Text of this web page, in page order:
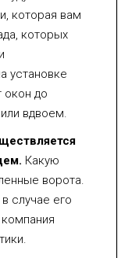
которая вам
которых
установке
окон до
вдвоем.
Какую
ворота.
случае его